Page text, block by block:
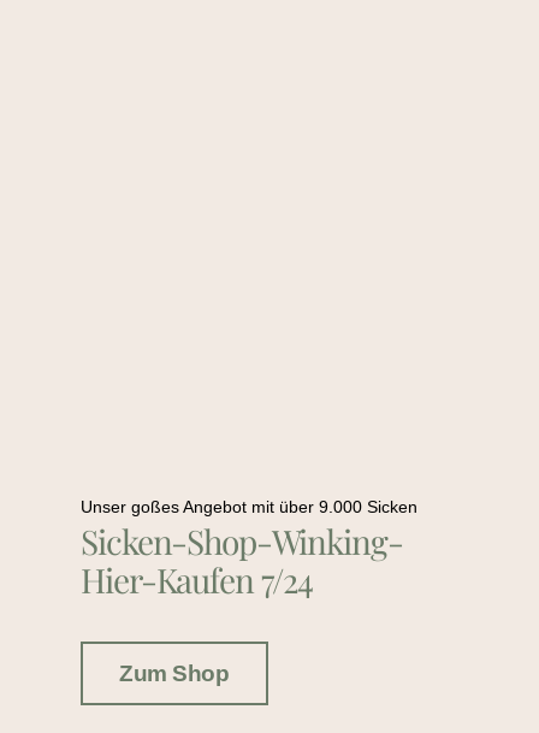
Unser goßes Angebot mit über 9.000 Sicken
Sicken-Shop-Winking-
Hier-Kaufen 7/24
Zum Shop